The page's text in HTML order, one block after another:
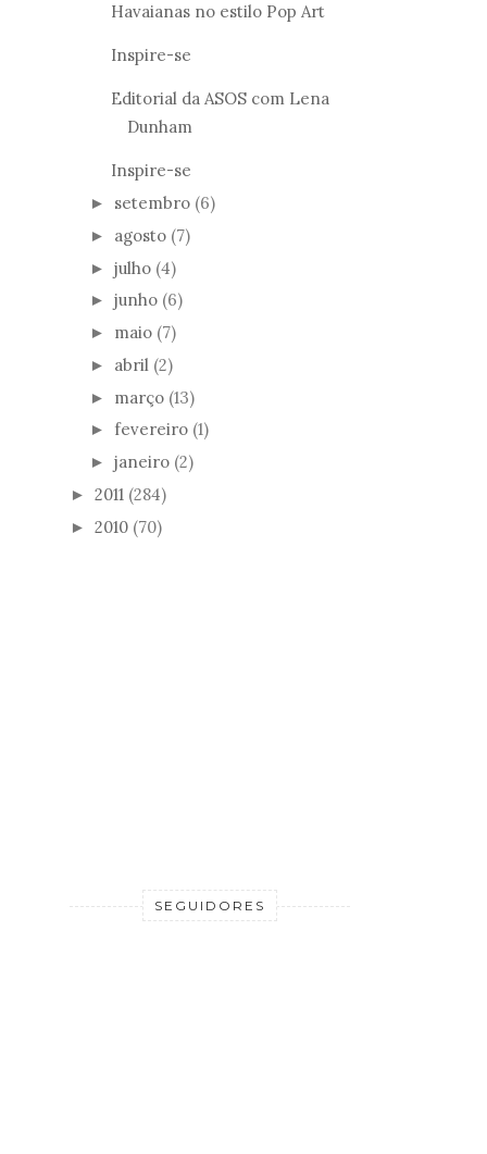
Havaianas no estilo Pop Art
Inspire-se
Editorial da ASOS com Lena
Dunham
Inspire-se
► setembro (6)
► agosto (7)
► julho (4)
► junho (6)
► maio (7)
► abril (2)
► março (13)
► fevereiro (1)
► janeiro (2)
► 2011 (284)
► 2010 (70)
SEGUIDORES